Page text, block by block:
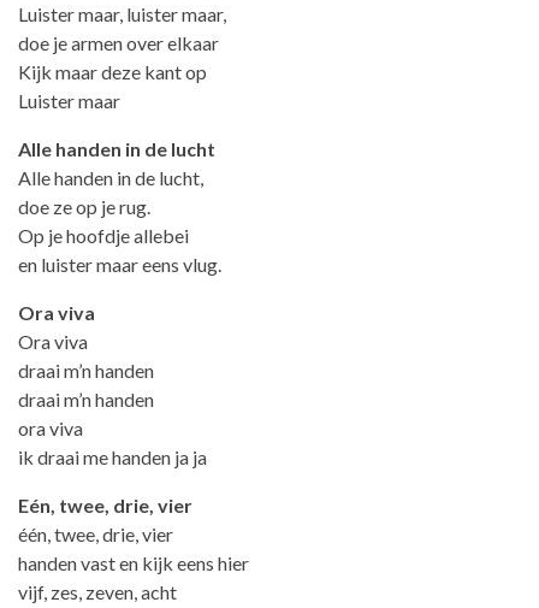
Luister maar, luister maar,
doe je armen over elkaar
Kijk maar deze kant op
Luister maar
Alle handen in de lucht
Alle handen in de lucht,
doe ze op je rug.
Op je hoofdje allebei
en luister maar eens vlug.
Ora viva
Ora viva
draai m’n handen
draai m’n handen
ora viva
ik draai me handen ja ja
Eén, twee, drie, vier
één, twee, drie, vier
handen vast en kijk eens hier
vijf, zes, zeven, acht